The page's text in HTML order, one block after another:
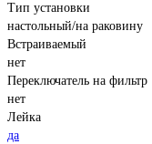
Тип установки
настольный/на раковину
Встраиваемый
нет
Переключатель на фильтр
нет
Лейка
да